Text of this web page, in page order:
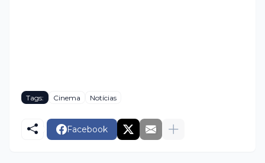
Tags: Cinema Notícias
Facebook